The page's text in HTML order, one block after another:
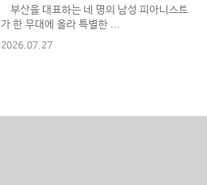
부산을 대표하는 네 명의 남성 피아니스트
가 한 무대에 올라 특별한 ...
2026.07.27